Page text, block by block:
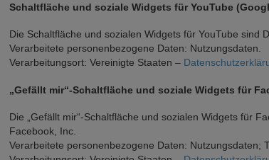
Schaltfläche und soziale Widgets für YouTube
Die Schaltfläche und sozialen Widgets für YouTube sind
Verarbeitete personenbezogene Daten: Nutzungsdaten.
Verarbeitungsort: Vereinigte Staaten –
„Gefällt mir“-Schaltfläche und soziale Widgets für
Die „Gefällt mir“-Schaltfläche und sozialen Widgets für
Facebook, Inc.
Verarbeitete personenbezogene Daten: Nutzungsdaten;